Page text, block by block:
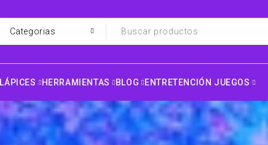
LÁPICES HERRAMIENTAS BLOG ENTRETENCIÓN JUEGOS